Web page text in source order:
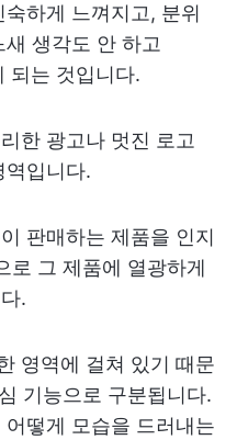
하게 느껴지고, 분위
생각도 안 하고
되는 것입니다.
한 광고나 멋진 로고
역입니다.
판매하는 제품을 인지
로 그 제품에 열광하게
.
영역에 걸쳐 있기 때문
기능으로 구분됩니다.
떻게 모습을 드러내는